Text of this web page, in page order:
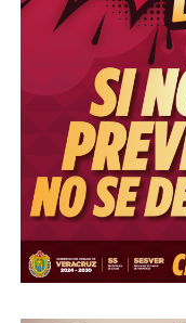
RELATED TOPICS:
UP NEXT
Los Programas de
millones de
DON'T MISS
Exige Sheinbaum